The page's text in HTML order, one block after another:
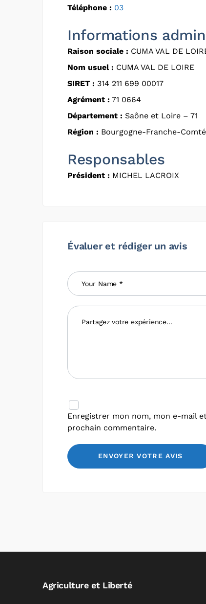
Téléphone : 03
Informations
Raison sociale : CUMA VAL DE
Nom usuel : CUMA VAL DE LOIRE
SIRET : 314 211 699 00017
Agrément : 71 0664
Département : Saône et Loire – 71
Région : Bourgogne-Franche-Comté
Responsables
Président : MICHEL LACROIX
Évaluer et rédiger un avis
Enregistrer mon nom, mon e-mail
prochain commentaire.
Agriculture et Liberté